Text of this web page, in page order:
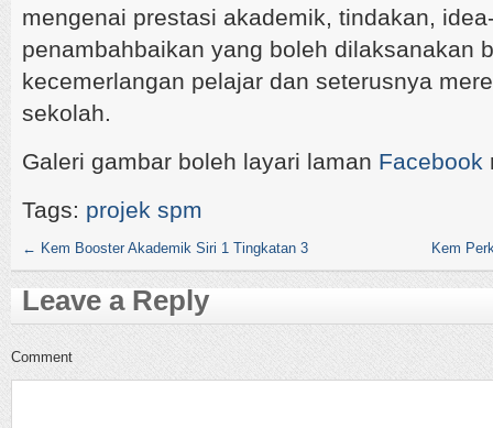
mengenai prestasi akademik, tindakan,
penambahbaikan yang boleh dilaksanakan
kecemerlangan pelajar dan seterusnya
sekolah.
Galeri gambar boleh layari laman Facebook
Tags: projek spm
← Kem Booster Akademik Siri 1 Tingkatan 3 Kem
Leave a Reply
Comment